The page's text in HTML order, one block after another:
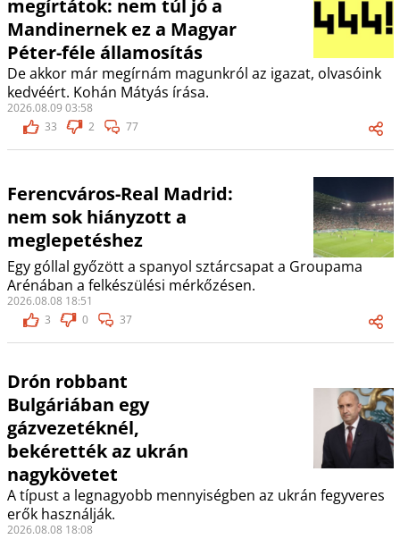
megírtátok: nem túl jó a
Mandinernek ez a Magyar
Péter-féle államosítás
De akkor már megírnám magunkról az igazat, olvasóink
kedvéért. Kohán Mátyás írása.
2026.08.09 03:58
33
2 77
Ferencváros-Real Madrid:
nem sok hiányzott a
meglepetéshez
Egy góllal győzött a spanyol sztárcsapat a Groupama
Arénában a felkészülési mérkőzésen.
2026.08.08 18:51
3
0 37
Drón robbant
Bulgáriában egy
gázvezetéknél,
bekérették az ukrán
nagykövetet
A típust a legnagyobb mennyiségben az ukrán fegyveres
erők használják.
2026.08.08 18:08